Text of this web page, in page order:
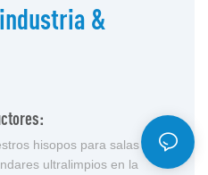
&
hisopos para salas blancas
ultralimpios en la